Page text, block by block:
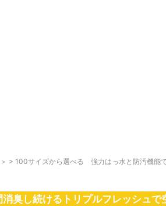
> 100サイズから選べる 強力はっ水と防汚機能
臭し続けるトリプルフレッシュで